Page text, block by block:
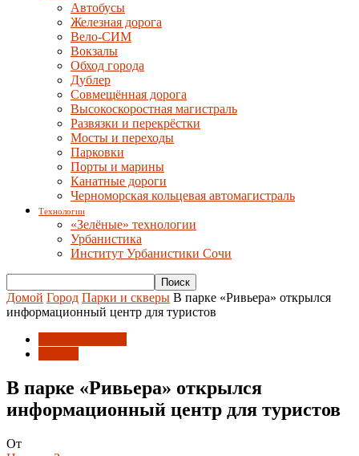
Автобусы
Железная дорога
Вело-СИМ
Вокзалы
Обход города
Дублер
Совмещённая дорога
Высокоскоростная магистраль
Развязки и перекрёстки
Мосты и переходы
Парковки
Порты и марины
Канатные дороги
Черноморская кольцевая автомагистраль
Технологии
«Зелёные» технологии
Урбанистика
Институт Урбанистики Сочи
Домой Город Парки и скверы В парке «Ривьера» открылся
информационный центр для туристов
В парке «Ривьера» открылся
информационный центр для туристов
От